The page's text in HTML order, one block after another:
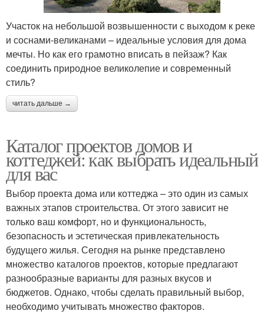
Участок на небольшой возвышенности с выходом к реке
и соснами-великанами – идеальные условия для дома
мечты. Но как его грамотно вписать в пейзаж? Как
соединить природное великолепие и современный
стиль?
читать дальше →
Каталог проектов домов и
коттеджей: как выбрать идеальный
для вас
Выбор проекта дома или коттеджа – это один из самых
важных этапов строительства. От этого зависит не
только ваш комфорт, но и функциональность,
безопасность и эстетическая привлекательность
будущего жилья. Сегодня на рынке представлено
множество каталогов проектов, которые предлагают
разнообразные варианты для разных вкусов и
бюджетов. Однако, чтобы сделать правильный выбор,
необходимо учитывать множество факторов.